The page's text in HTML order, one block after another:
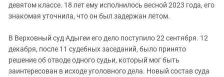
девятом классе. 18 лет ему исполнилось весной 2023 года, его
знакомая уточнила, что он был задержан летом.
В Верховный суд Адыгеи его дело поступило 22 сентября. 12
декабря, после 11 судебных заседаний, было принято
решение об отводе одного судьи, который мог быть
заинтересован в исходе уголовного дела. Новый состав суда